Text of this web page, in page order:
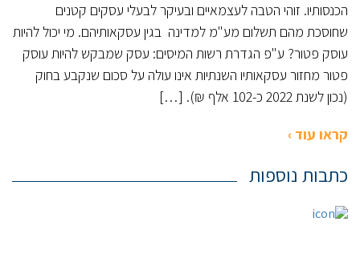
הכנסותיו. זוהי הטבה לעצמאיים ובעיקר לבעלי עסקים קטנים
שחוסכת מהם תשלום מע"מ למדינה בגין עסקאותיהם. מי יכול להיות
עוסק פטור? ע"פ הגדרת רשות המיסים: עסק שמבקש להיות עוסק
פטור מחזור עסקאותיו השנתיות אינו עולה על סכום שנקבע בחוק
(נכון לשנת 2022 כ-102 אלף ₪). […]
קראו עוד ›
כתבות נוספות